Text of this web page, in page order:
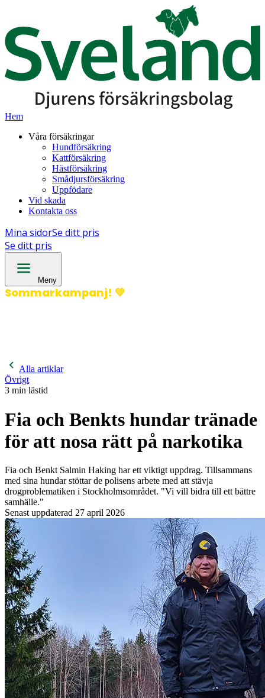
Hem
Våra försäkringar
Hundförsäkring
Kattförsäkring
Hästförsäkring
Smådjursförsäkring
Uppfödare
Vid skada
Kontakta oss
Mina sidorSe ditt pris
Se ditt pris
Meny
Sommarkampanj! 💚
Alla artiklar
Övrigt
3 min lästid
Fia och Benkts hundar tränade
för att nosa rätt på narkotika
Fia och Benkt Salmin Haking har ett viktigt uppdrag. Tillsammans
med sina hundar stöttar de polisens arbete med att stävja
drogproblematiken i Stockholmsområdet. "Vi vill bidra till ett bättre
samhälle."
Senast uppdaterad 27 april 2026